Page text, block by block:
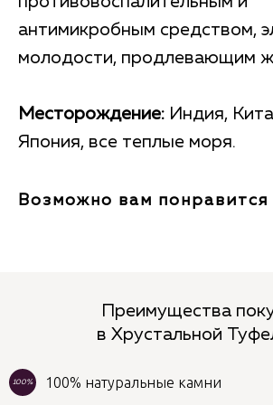
антимикробным средством,
молодости, продлевающим
Месторождение: Индия,
Япония, все теплые моря.
Возможно вам понравится
100% натуральные камни
100%
Преимущества
в Хрустальной